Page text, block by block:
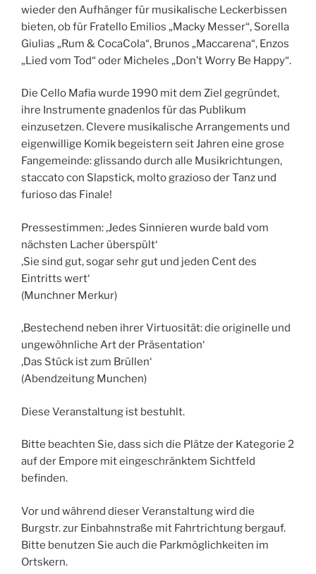
wieder den Aufhänger für musikalische Leckerbissen
bieten, ob für Fratello Emilios „Macky Messer“, Sorella
Giulias „Rum & CocaCola“, Brunos „Maccarena“, Enzos
„Lied vom Tod“ oder Micheles „Don’t Worry Be Happy“.
Die Cello Mafia wurde 1990 mit dem Ziel gegründet,
ihre Instrumente gnadenlos für das Publikum
einzusetzen. Clevere musikalische Arrangements und
eigenwillige Komik begeistern seit Jahren eine grose
Fangemeinde: glissando durch alle Musikrichtungen,
staccato con Slapstick, molto grazioso der Tanz und
furioso das Finale!
Pressestimmen: ‚Jedes Sinnieren wurde bald vom
nächsten Lacher überspült‘
‚Sie sind gut, sogar sehr gut und jeden Cent des
Eintritts wert‘
(Munchner Merkur)
‚Bestechend neben ihrer Virtuosität: die originelle und
ungewöhnliche Art der Präsentation‘
‚Das Stück ist zum Brüllen‘
(Abendzeitung Munchen)
Diese Veranstaltung ist bestuhlt.
Bitte beachten Sie, dass sich die Plätze der Kategorie 2
auf der Empore mit eingeschränktem Sichtfeld
befinden.
Vor und während dieser Veranstaltung wird die
Burgstr. zur Einbahnstraße mit Fahrtrichtung bergauf.
Bitte benutzen Sie auch die Parkmöglichkeiten im
Ortskern.